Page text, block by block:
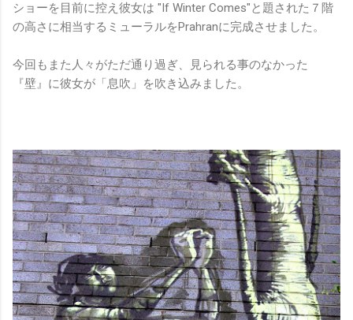
ショーを目前に控え彼女は "If Winter Comes"と題された７階
の高さに相当するミューラルをPrahranに完成させました。
今回もまた人々がただ通り過ぎ、見られる事のなかった
『壁』に彼女が「息吹」を吹き込みました。